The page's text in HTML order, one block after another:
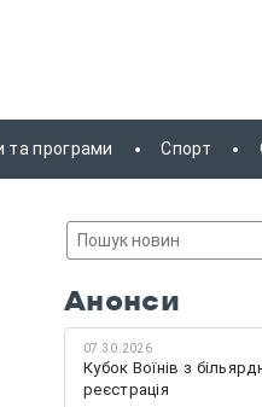
та програми Спорт
Анонси
07.30.2026
Кубок Воїнів з
реєстрація